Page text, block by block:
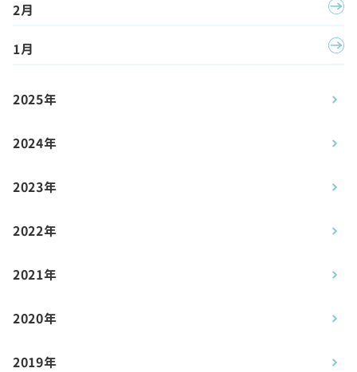
2月
1月
2025年
2024年
2023年
2022年
2021年
2020年
2019年